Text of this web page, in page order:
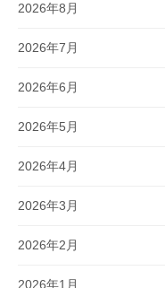
2026年8月
2026年7月
2026年6月
2026年5月
2026年4月
2026年3月
2026年2月
2026年1月